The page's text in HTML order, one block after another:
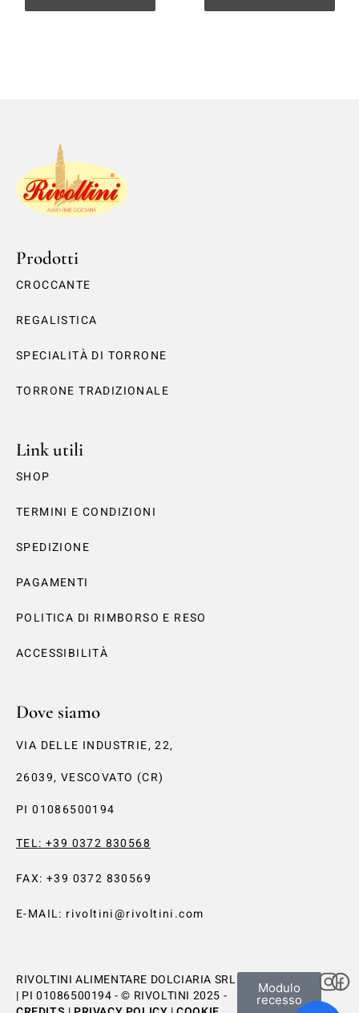
Prodotti
CROCCANTE
REGALISTICA
SPECIALITÀ DI TORRONE
TORRONE TRADIZIONALE
Link utili
SHOP
TERMINI E CONDIZIONI
SPEDIZIONE
PAGAMENTI
POLITICA DI RIMBORSO E RESO
ACCESSIBILITÀ
Dove siamo
VIA DELLE INDUSTRIE, 22,
26039, VESCOVATO (CR)
PI 01086500194
TEL: +39 0372 830568
FAX: +39 0372 830569
E-MAIL: rivoltini@rivoltini.com
RIVOLTINI ALIMENTARE DOLCIARIA SRL
| PI 01086500194 - ©️ RIVOLTINI 2025 -
Modulo
recesso